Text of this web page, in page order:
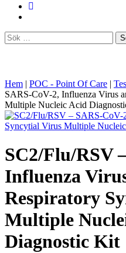
Sök
efter:
Hem | POC - Point Of Care |
SARS-CoV-2, Influenza Virus
Multiple Nucleic Acid
SC2/Flu/RSV
Influenza
Respiratory
Multiple
Diagnostic Kit